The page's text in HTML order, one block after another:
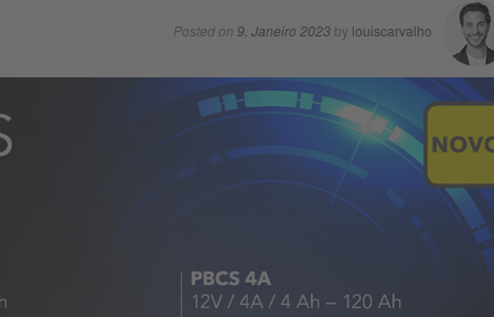
Posted on 9. Janeiro 2023by louiscarvalho